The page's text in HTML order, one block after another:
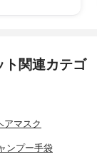
ト関連カテゴ
アマスク
ンプー手袋